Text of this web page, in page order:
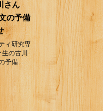
さん
の予備
ィ研究専
生の古川
予備 ...